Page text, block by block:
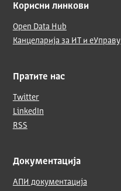
Корисни линкови
Open Data Hub
Канцеларија за ИТ и еУправу
Пратите нас
Twitter
LinkedIn
RSS
Документација
АПИ документација